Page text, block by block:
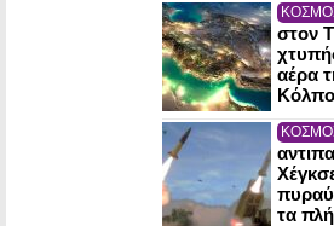
στον
αέρα
τα